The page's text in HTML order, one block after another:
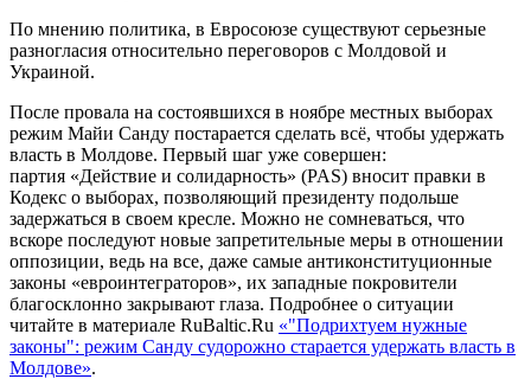
По мнению политика, в Евросоюзе существуют серьезные
разногласия относительно переговоров с Молдовой и
Украиной.
После провала на состоявшихся в ноябре местных выборах
режим Майи Санду постарается сделать всё, чтобы удержать
власть в Молдове. Первый шаг уже совершен:
партия «Действие и солидарность» (PAS) вносит правки в
Кодекс о выборах, позволяющий президенту подольше
задержаться в своем кресле. Можно не сомневаться, что
вскоре последуют новые запретительные меры в отношении
оппозиции, ведь на все, даже самые антиконституционные
законы «евроинтеграторов», их западные покровители
благосклонно закрывают глаза. Подробнее о ситуации
читайте в материале RuBaltic.Ru «"Подрихтуем нужные
законы": режим Санду судорожно старается удержать власть в
Молдове».